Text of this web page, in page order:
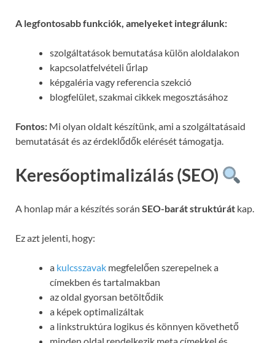
A legfontosabb funkciók, amelyeket integrálunk:
szolgáltatások bemutatása külön aloldalakon
kapcsolatfelvételi űrlap
képgaléria vagy referencia szekció
blogfelület, szakmai cikkek megosztásához
Fontos: Mi olyan oldalt készítünk, ami a szolgáltatásaid
bemutatását és az érdeklődők elérését támogatja.
Keresőoptimalizálás (SEO)
A honlap már a készítés során SEO-barát struktúrát kap.
Ez azt jelenti, hogy:
a kulcsszavak megfelelően szerepelnek a
címekben és tartalmakban
az oldal gyorsan betöltődik
a képek optimalizáltak
a linkstruktúra logikus és könnyen követhető